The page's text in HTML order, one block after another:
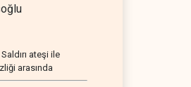
ateşi ile
arasında